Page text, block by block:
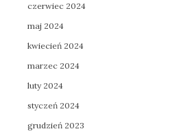
czerwiec 2024
maj 2024
kwiecień 2024
marzec 2024
luty 2024
styczeń 2024
grudzień 2023